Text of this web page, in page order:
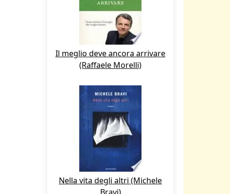
Il meglio deve ancora arrivare
(Raffaele Morelli)
Nella vita degli altri (Michele